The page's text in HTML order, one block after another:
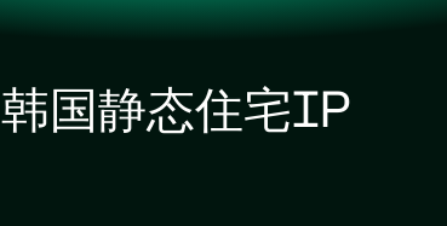
韩国静态住宅IP